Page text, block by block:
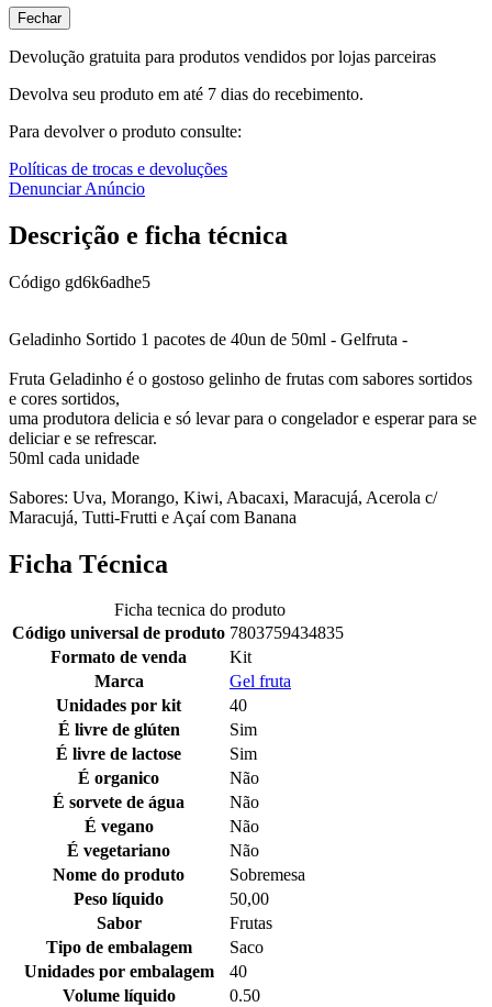
Fechar
Devolução gratuita para produtos vendidos por lojas parceiras
Devolva seu produto em até 7 dias do recebimento.
Para devolver o produto consulte:
Políticas de trocas e devoluções
Denunciar Anúncio
Descrição e ficha técnica
Código gd6k6adhe5
Geladinho Sortido 1 pacotes de 40un de 50ml - Gelfruta -
Fruta Geladinho é o gostoso gelinho de frutas com sabores sortidos
e cores sortidos,
uma produtora delicia e só levar para o congelador e esperar para se
deliciar e se refrescar.
50ml cada unidade
Sabores: Uva, Morango, Kiwi, Abacaxi, Maracujá, Acerola c/
Maracujá, Tutti-Frutti e Açaí com Banana
Ficha Técnica
Ficha tecnica do produto
Código universal de produto 7803759434835
Formato de venda
Kit
Marca
Gel fruta
Unidades por kit
40
É livre de glúten
Sim
É livre de lactose
Sim
É organico
Não
É sorvete de água
Não
É vegano
Não
É vegetariano
Não
Nome do produto
Sobremesa
Peso líquido
50,00
Sabor
Frutas
Tipo de embalagem
Saco
Unidades por embalagem
40
Volume líquido
0.50